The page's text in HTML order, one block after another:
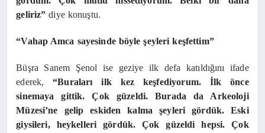
geliriz”diye konuştu.
“Vahap Amca sayesinde böyle şeyleri keşfettim”
Büşra Sanem Şenol ise geziye ilk defa katıldığını ifade
ederek,“Buraları ilk kez keşfediyorum. İlk önce
sinemaya gittik. Çok güzeldi. Burada da Arkeoloji
Müzesi’ne gelip eskiden kalma şeyleri gördük. Eski
giysileri, heykelleri gördük. Çok güzeldi hepsi. Çok